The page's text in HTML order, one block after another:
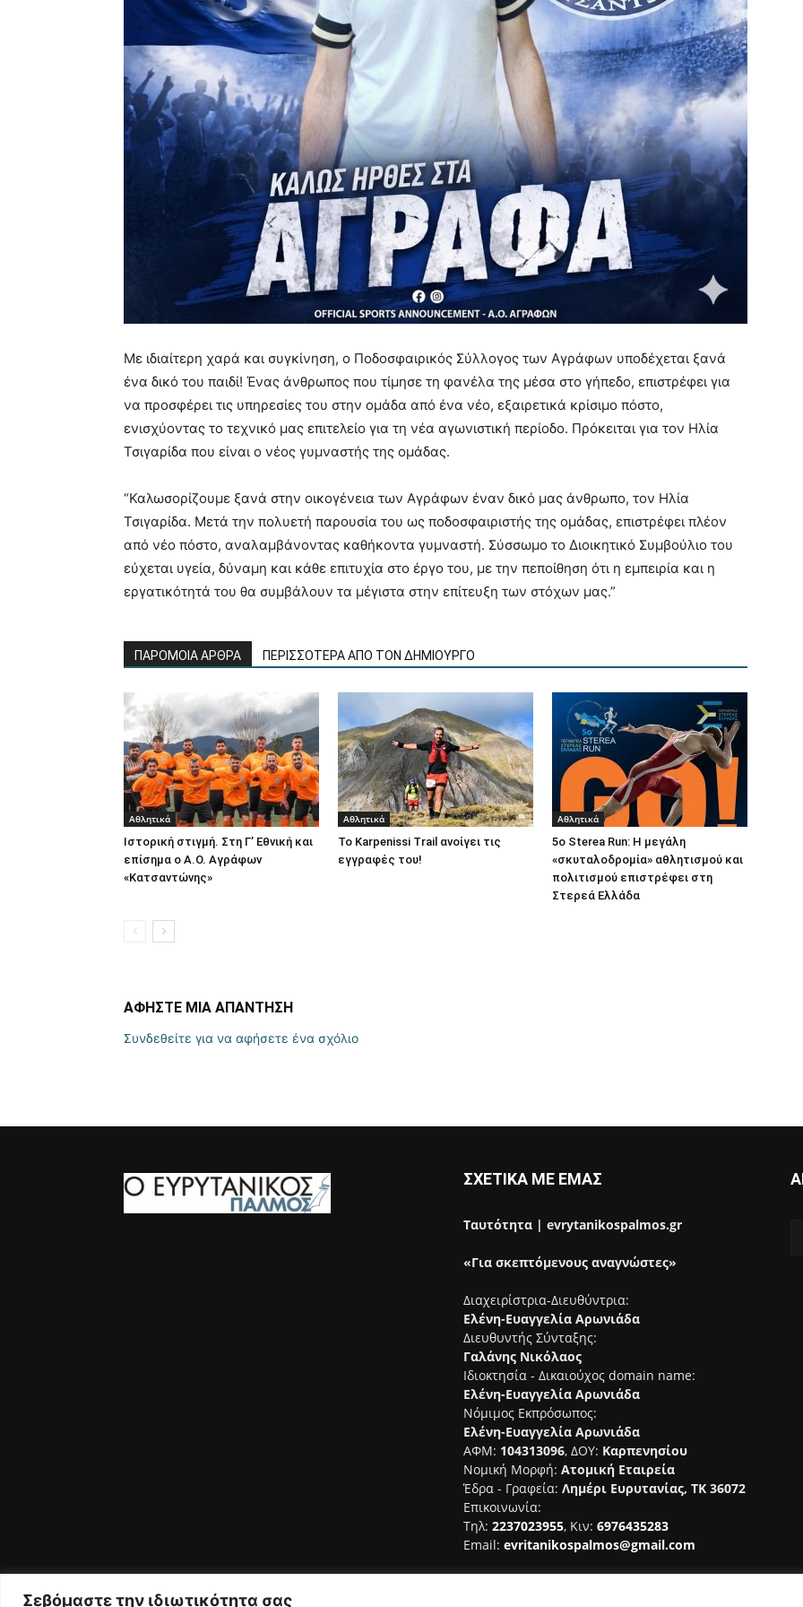
Σεβόμαστε την ιδιωτικότητα σας
Με ιδιαίτερη χαρά και συγκίνηση, ο Ποδοσφαιρικός Σύλλογος των Αγράφων υποδέχεται ξανά
ένα δικό του παιδί! Ένας άνθρωπος που τίμησε τη φανέλα της μέσα στο γήπεδο, επιστρέφει για
να προσφέρει τις υπηρεσίες του στην ομάδα από ένα νέο, εξαιρετικά κρίσιμο πόστο,
ενισχύοντας το τεχνικό μας επιτελείο για τη νέα αγωνιστική περίοδο. Πρόκειται για τον Ηλία
Τσιγαρίδα που είναι ο νέος γυμναστής της ομάδας.
“Καλωσορίζουμε ξανά στην οικογένεια των Αγράφων έναν δικό μας άνθρωπο, τον Ηλία
Τσιγαρίδα. Μετά την πολυετή παρουσία του ως ποδοσφαιριστής της ομάδας, επιστρέφει πλέον
από νέο πόστο, αναλαμβάνοντας καθήκοντα γυμναστή. Σύσσωμο το Διοικητικό Συμβούλιο του
εύχεται υγεία, δύναμη και κάθε επιτυχία στο έργο του, με την πεποίθηση ότι η εμπειρία και η
εργατικότητά του θα συμβάλουν τα μέγιστα στην επίτευξη των στόχων μας.”
ΠΑΡΟΜΟΙΑ ΑΡΘΡΑ ΠΕΡΙΣΣΟΤΕΡΑ ΑΠΟ ΤΟΝ ΔΗΜΙΟΥΡΓΟ
Αθλητικά
Ιστορική στιγμή. Στη Γ’ Εθνική και
επίσημα ο Α.Ο. Αγράφων
«Κατσαντώνης»
Αθλητικά
Το Karpenissi Trail ανοίγει τις
εγγραφές του!
Αθλητικά
5ο Sterea Run: Η μεγάλη
«σκυταλοδρομία» αθλητισμού και
πολιτισμού επιστρέφει στη
Στερεά Ελλάδα
ΑΦΗΣΤΕ ΜΙΑ ΑΠΑΝΤΗΣΗ
Συνδεθείτε για να αφήσετε ένα σχόλιο
ΣΧΕΤΙΚΑ ΜΕ ΕΜΑΣ
Ταυτότητα | evrytanikospalmos.gr
«Για σκεπτόμενους αναγνώστες»
Διαχειρίστρια-Διευθύντρια:
Ελένη-Ευαγγελία Αρωνιάδα
Διευθυντής Σύνταξης:
Γαλάνης Νικόλαος
Ιδιοκτησία - Δικαιούχος domain name:
Ελένη-Ευαγγελία Αρωνιάδα
Νόμιμος Εκπρόσωπος:
Ελένη-Ευαγγελία Αρωνιάδα
ΑΦΜ: 104313096, ΔΟΥ: Καρπενησίου
Νομική Μορφή: Ατομική Εταιρεία
Έδρα - Γραφεία: Λημέρι Ευρυτανίας, ΤΚ 36072
Επικοινωνία:
Τηλ: 2237023955, Κιν: 6976435283
Email: evritanikospalmos@gmail.com